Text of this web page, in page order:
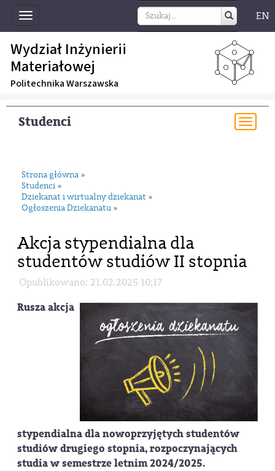
Toggle
navigation
EN
Wydział Inżynierii
Materiałowej
Politechnika Warszawska
Studenci
Strona główna »
Studenci »
Dziekanat i wirtualny dziekanat »
Ogłoszenia Dziekanatu »
Akcja stypendialna dla
studentów studiów II stopnia
Opublikowano: 21.02.2025 10:17
Rusza akcja
stypendialna dla nowoprzyjętych studentów
studiów drugiego stopnia, rozpoczynających
studia w semestrze letnim 2024/2025.